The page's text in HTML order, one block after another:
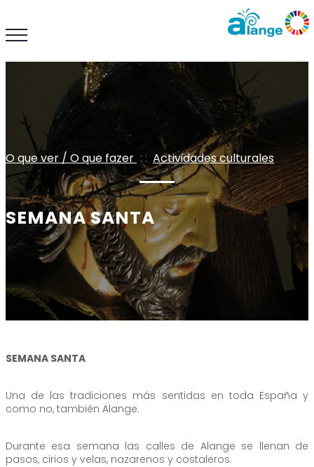
O que ver / O que fazer : : Actividades culturales
SEMANA SANTA
SEMANA SANTA
Una de las tradiciones más sentidas en toda España y
como no, también Alange.
Durante esa semana las calles de Alange se llenan de
pasos, cirios y velas, nazarenos y costaleros.